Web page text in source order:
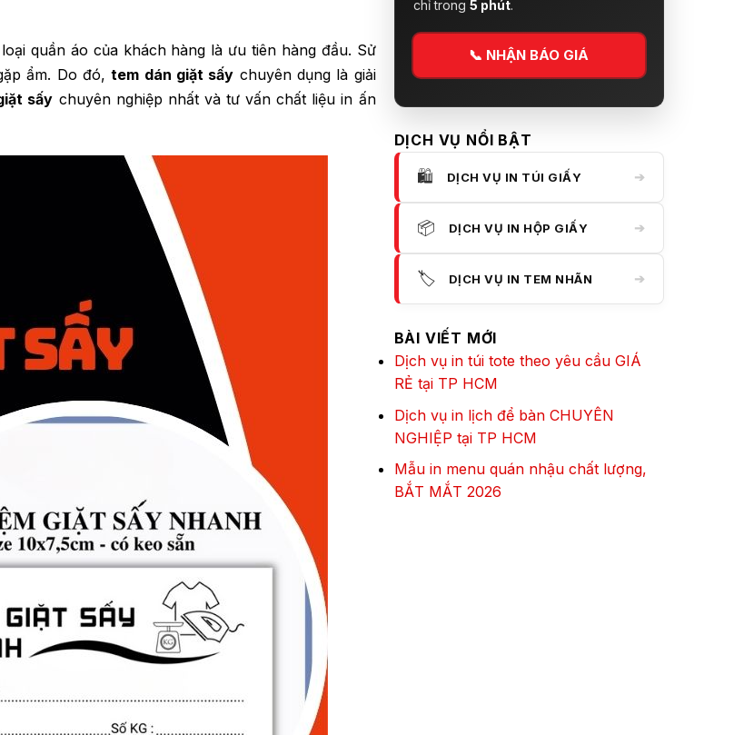
quần áo của khách hàng là ưu tiên hàng đầu. Sử
ẩm. Do đó,tem dán giặt sấy chuyên dụng là giải
sấy chuyên nghiệp nhất và tư vấn chất liệu in ấn
chỉ trong 5 phút.
📞 NHẬN BÁO GIÁ
DỊCH VỤ NỔI BẬT
🛍️ DỊCH VỤ IN TÚI GIẤY ➔
📦 DỊCH VỤ IN HỘP GIẤY ➔
🏷️ DỊCH VỤ IN TEM NHÃN ➔
BÀI VIẾT MỚI
Dịch vụ in túi tote theo yêu cầu GIÁ
RẺ tại TP HCM
Dịch vụ in lịch để bàn CHUYÊN
NGHIỆP tại TP HCM
Mẫu in menu quán nhậu chất lượng,
BẮT MẮT 2026